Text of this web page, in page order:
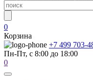
0
Корзина
+7 499 703-
Пн-Пт, с 8:00 до 18:00
0